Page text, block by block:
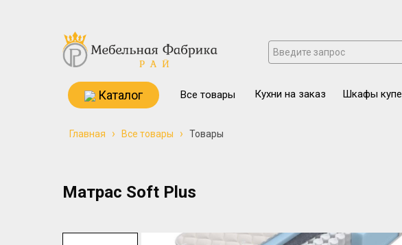
Кухни на заказ
Шкафы купе
Все товары
Каталог
Главная › Все товары › Товары
Матрас Soft Plus